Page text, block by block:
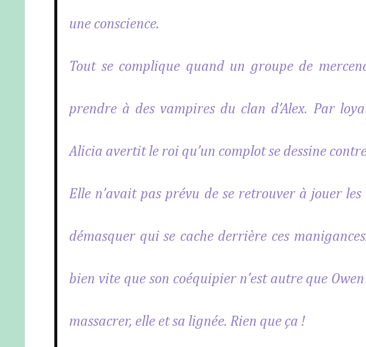
une conscience.
Tout se complique quand un groupe de
prendre à des vampires du clan d’Alex. Par
Alicia avertit le roi qu’un complot se dessine
Elle n’avait pas prévu de se retrouver à jouer
démasquer qui se cache derrière ces
bien vite que son coéquipier n’est autre que
massacrer, elle et sa lignée. Rien que ça !